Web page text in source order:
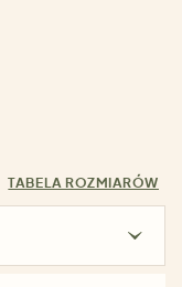
TABELA ROZMIARÓW